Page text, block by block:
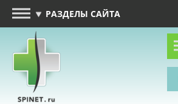
РАЗДЕЛЫ САЙТА